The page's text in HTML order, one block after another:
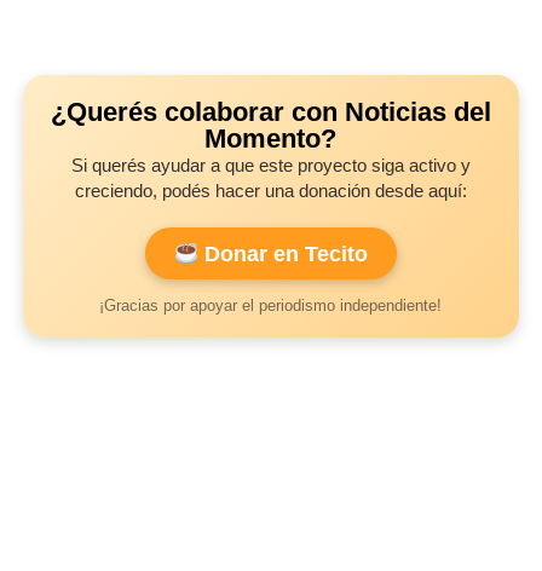
¿Querés colaborar con Noticias del
Momento?
Si querés ayudar a que este proyecto siga activo y
creciendo, podés hacer una donación desde aquí:
Donar en Tecito
¡Gracias por apoyar el periodismo independiente!